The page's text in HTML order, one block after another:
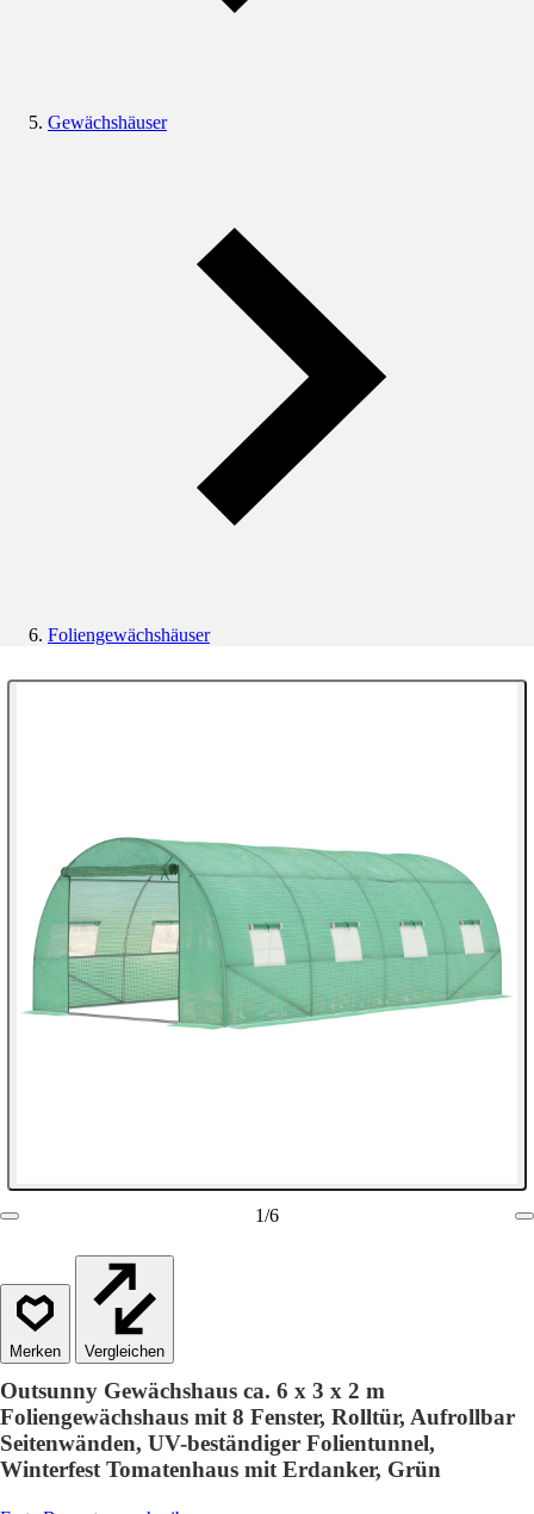
Gewächshäuser
Foliengewächshäuser
1/6
Vergleichen
Outsunny Gewächshaus ca. 6 x 3 x 2 m
Foliengewächshaus mit 8 Fenster, Rolltür, Aufrollbar
Seitenwänden, UV-beständiger Folientunnel,
Winterfest Tomatenhaus mit Erdanker, Grün